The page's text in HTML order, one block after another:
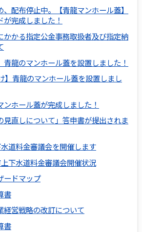
配布停止中。【青龍マンホール蓋】
完成しました！
かかる指定公金事務取扱者及び指定納
青龍のマンホール蓋を設置しました！
】青龍のマンホール蓋を設置しまし
ホール蓋が完成しました！
見直しについて」答申書が提出されま
道料金審議会を開催します
下水道料金審議会開催状況
ドマップ
書
経営戦略の改訂について
書